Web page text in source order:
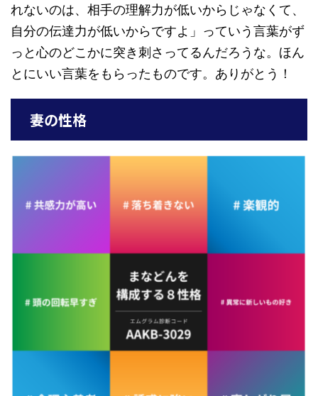
れないのは、相手の理解力が低いからじゃなくて、
自分の伝達力が低いからですよ」っていう言葉がず
っと心のどこかに突き刺さってるんだろうな。ほん
とにいい言葉をもらったものです。ありがとう！
妻の性格